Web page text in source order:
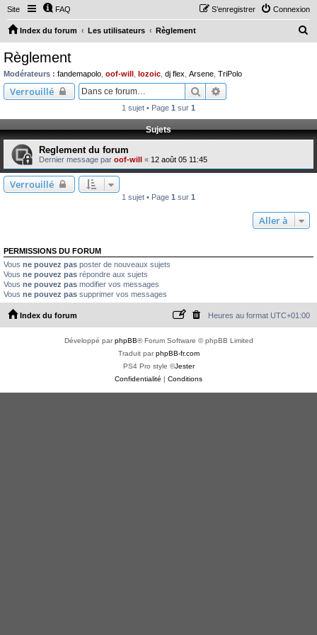
Site FAQ Connexion
S’enregistrer
Index du forum Les utilisateurs Règlement
c
Règlement
Modérateurs : fandemapolo oof-will lozoic dj flex Arsene TriPolo
Verrouillé Rechercher
1 sujet • Page 1 sur 1
Sujets
Reglement du forum
Dernier message par oof-will « 12 août 05 11:45
Verrouillé
1 sujet • Page 1 sur 1
Aller à
PERMISSIONS DU FORUM
Vous ne pouvez pas poster de nouveaux sujets
Vous ne pouvez pas répondre aux sujets
Vous ne pouvez pas modifier vos messages
Vous ne pouvez pas supprimer vos messages
Index du forum Heures au format UTC+01:00
Développé parphpBB® Forum Software © phpBB Limited
Traduit parphpBB-fr.com
PS4 Pro style ©Jester
Confidentialité | Conditions